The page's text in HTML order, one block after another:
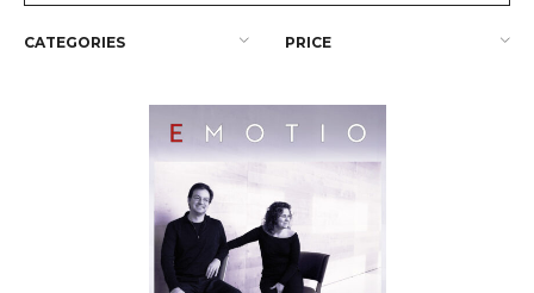
CATEGORIES PRICE